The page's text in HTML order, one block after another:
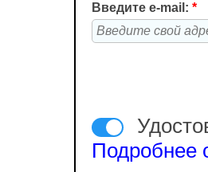
Введите e-mail: *
Подробнее